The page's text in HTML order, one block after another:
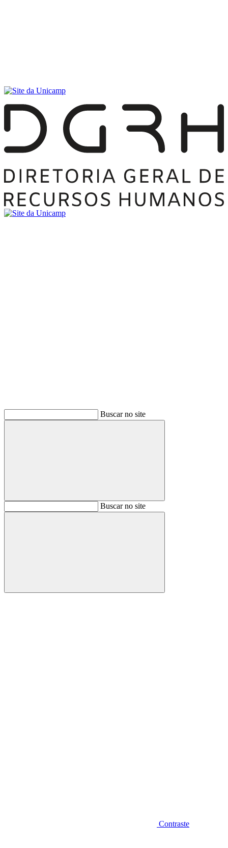
Buscar no site
BuscarBuscar no site
Buscar
Contraste